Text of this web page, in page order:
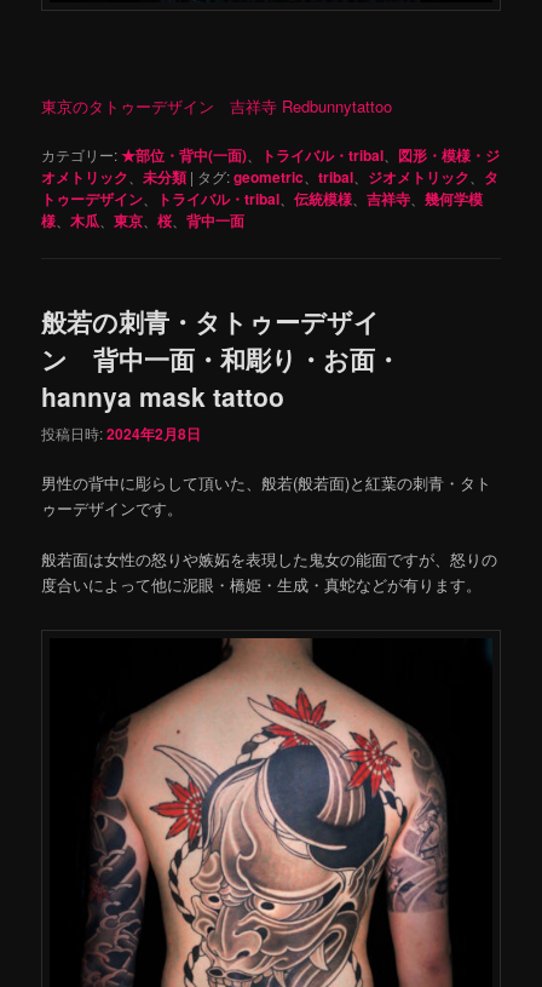
東京のタトゥーデザイン 吉祥寺 Redbunnytattoo
カテゴリー:★部位・背中(一面)、 トライバル・tribal、 図形・模様・ジ
オメトリック、未分類 | タグ:geometric、tribal、 ジオメトリック、 タ
トゥーデザイン、 トライバル・tribal、伝統模様、吉祥寺、幾何学模
様、木瓜、東京、桜、背中一面
般若の刺青・タトゥーデザイ
ン 背中一面・和彫り・お面・
hannya mask tattoo
投稿日時:2024年2月8日
男性の背中に彫らして頂いた、般若(般若面)と紅葉の刺青・タト
ゥーデザインです。
般若面は女性の怒りや嫉妬を表現した鬼女の能面ですが、怒りの
度合いによって他に泥眼・橋姫・生成・真蛇などが有ります。